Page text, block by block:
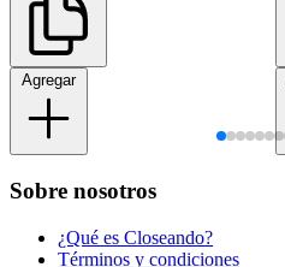
Agregar
Sobre nosotros
¿Qué es Closeando?
Términos y condiciones